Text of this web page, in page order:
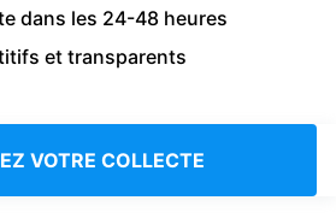
vous
dans les 24-48 heures
et transparents
VOTRE COLLECTE